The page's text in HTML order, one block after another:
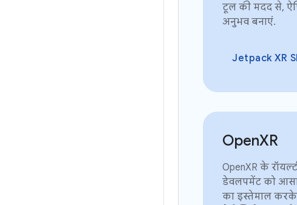
टूल की मदद से,
अनुभव बनाएं.
Jetpack XR SDK
OpenXR
OpenXR के
डेवलपमेंट को
का इस्तेमाल